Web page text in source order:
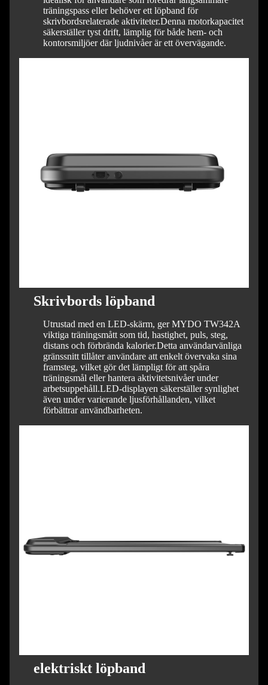
träningspass eller behöver ett löpband för
skrivbordsrelaterade aktiviteter.Denna motorkapacitet
säkerställer tyst drift, lämplig för både hem- och
kontorsmiljöer där ljudnivåer är ett övervägande.
Skrivbords löpband
Utrustad med en LED-skärm, ger MYDO TW342A
viktiga träningsmått som tid, hastighet, puls, steg,
distans och förbrända kalorier.Detta användarvänliga
gränssnitt tillåter användare att enkelt övervaka sina
framsteg, vilket gör det lämpligt för att spåra
träningsmål eller hantera aktivitetsnivåer under
arbetsuppehåll.LED-displayen säkerställer synlighet
även under varierande ljusförhållanden, vilket
förbättrar användbarheten.
elektriskt löpband